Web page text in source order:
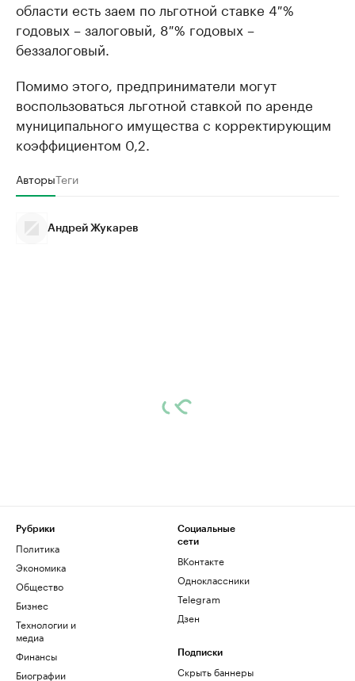
области есть заем по льготной ставке 4 %
годовых – залоговый, 8 % годовых –
беззалоговый.
Помимо этого, предприниматели могут
воспользоваться льготной ставкой по аренде
муниципального имущества с корректирующим
коэффициентом 0,2.
АвторыТеги
Андрей Жукарев
Рубрики
Политика
Экономика
Общество
Бизнес
Технологии и
медиа
Финансы
Биографии
Социальные
сети
ВКонтакте
Одноклассники
Telegram
Дзен
Подписки
Скрыть баннеры